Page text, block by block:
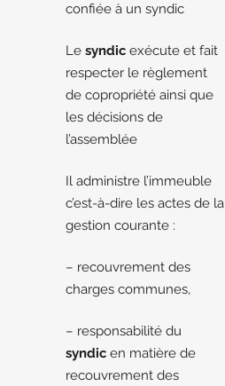
confiée à un syndic
Le syndic exécute et fait
respecter le règlement
de copropriété ainsi que
les décisions de
l’assemblée
Il administre l’immeuble
c’est-à-dire les actes de la
gestion courante :
– recouvrement des
charges communes,
– responsabilité du
syndic en matière de
recouvrement des